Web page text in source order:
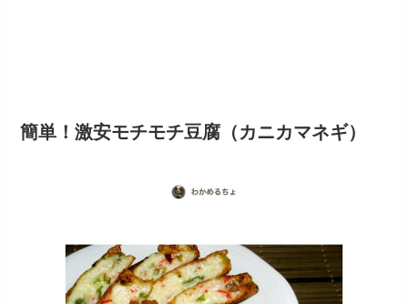
簡単！激安モチモチ豆腐（カニカマネギ）